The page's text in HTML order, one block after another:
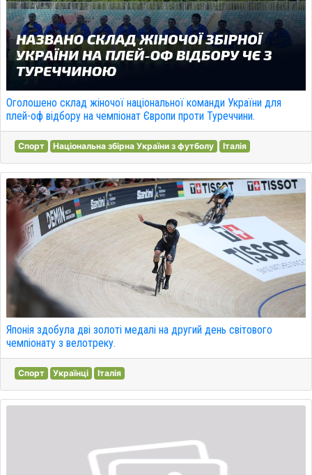
Оголошено склад жіночої національної команди України для
плей-оф відбору на чемпіонат Європи проти Туреччини.
Спорт Національна збірна України з футболу Італія
Японія здобула дві золоті медалі на другий день світового
чемпіонату з велотреку.
Спорт Українці Італія